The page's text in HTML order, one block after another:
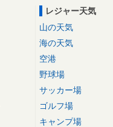
レジャー天気
山の天気
海の天気
空港
野球場
サッカー場
ゴルフ場
キャンプ場